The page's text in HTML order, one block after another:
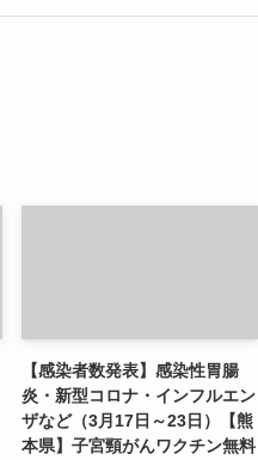
【感染者数発表】感染性胃腸
炎・新型コロナ・インフルエン
ザなど（3月17日～23日）【熊
本県】子宮頸がんワクチン無料